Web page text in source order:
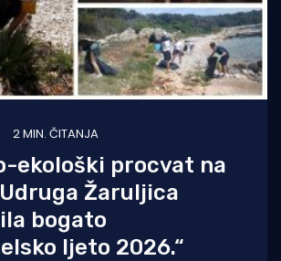
2 MIN. ČITANJA
ekološki procvat na
Žaruljica
bogato
ljeto 2026.“